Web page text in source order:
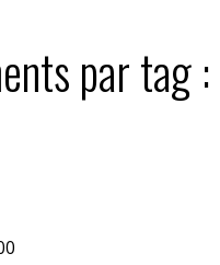
par tag :